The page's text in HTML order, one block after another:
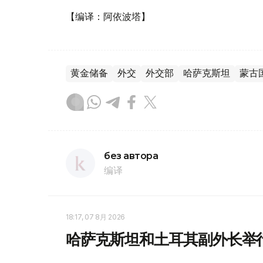
【编译：阿依波塔】
黄金储备 外交 外交部 哈萨克斯坦 蒙古
без автора
编译
18:17, 07 8月 2026
哈萨克斯坦和土耳其副外长举